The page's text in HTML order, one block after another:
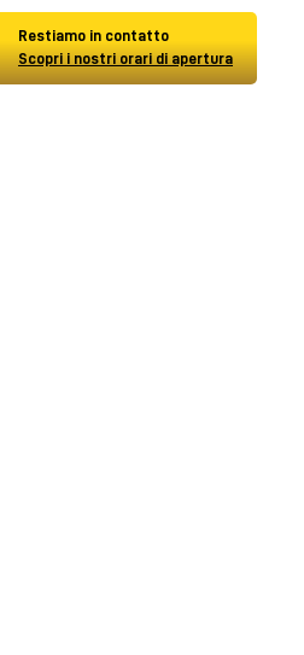
Restiamo in contatto
Scopri i nostri orari di apertura